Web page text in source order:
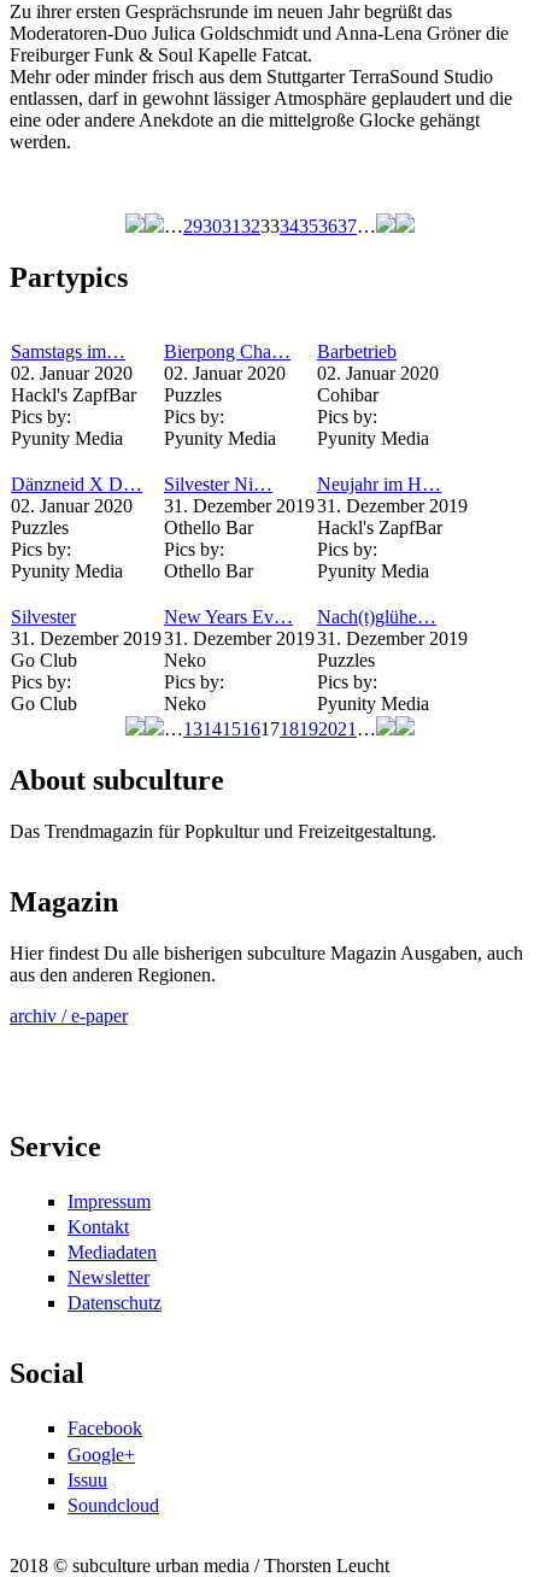
Zu ihrer ersten Gesprächsrunde im neuen Jahr begrüßt das
Moderatoren-Duo Julica Goldschmidt und Anna-Lena Gröner die
Freiburger Funk & Soul Kapelle Fatcat.
Mehr oder minder frisch aus dem Stuttgarter TerraSound Studio
entlassen, darf in gewohnt lässiger Atmosphäre geplaudert und die
eine oder andere Anekdote an die mittelgroße Glocke gehängt
werden.
…293031323334353637…
Partypics
Samstags im…
02. Januar 2020
Hackl's ZapfBar
Pics by:
Pyunity Media
Bierpong Cha…
02. Januar 2020
Puzzles
Pics by:
Pyunity Media
Barbetrieb
02. Januar 2020
Cohibar
Pics by:
Pyunity Media
Dänzneid X D…
02. Januar 2020
Puzzles
Pics by:
Pyunity Media
Silvester Ni…
31. Dezember 2019
Othello Bar
Pics by:
Othello Bar
Neujahr im H…
31. Dezember 2019
Hackl's ZapfBar
Pics by:
Pyunity Media
Silvester
31. Dezember 2019
Go Club
Pics by:
Go Club
New Years Ev…
31. Dezember 2019
Neko
Pics by:
Neko
Nach(t)glühe…
31. Dezember 2019
Puzzles
Pics by:
Pyunity Media
…131415161718192021 …
About subculture
Das Trendmagazin für Popkultur und Freizeitgestaltung.
Magazin
Hier findest Du alle bisherigen subculture Magazin Ausgaben, auch
aus den anderen Regionen.
archiv / e-paper
Service
Impressum
Kontakt
Mediadaten
Newsletter
Datenschutz
Social
Facebook
Google+
Issuu
Soundcloud
2018 © subculture urban media / Thorsten Leucht